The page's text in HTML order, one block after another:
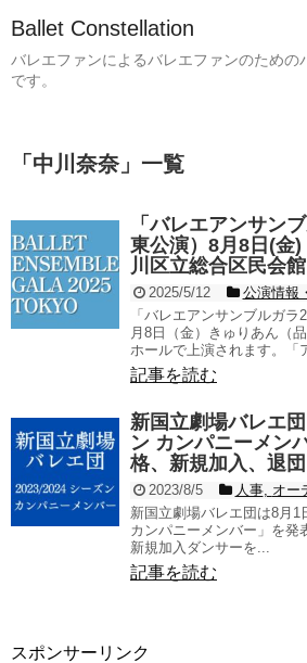
Ballet Constellation
バレエファンによるバレエファンのための
です。
「 中川奈奈」 一覧
「バレエアンサン
東公演）8月8日(
川区立総合区民会
2025/5/12
公演情報
「バレエアンサンブルガ
月8日（金）きゅりあん（
ホールで上演されます。「
記事を読む
新国立劇場バレエ
ン カンパニーメン
格、新規加入、退団
2023/8/5 人事, オー
新国立劇場バレエ団は8月1
カンパニーメンバー」を発
新規加入ダンサーを...
記事を読む
スポンサーリンク